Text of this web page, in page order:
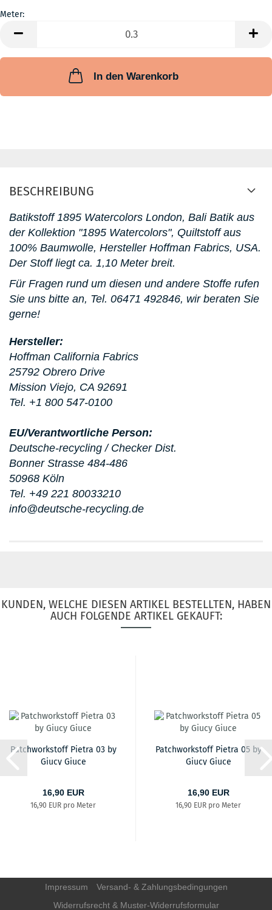
Meter:
In den Warenkorb
BESCHREIBUNG
Batikstoff 1895 Watercolors London, Bali Batik aus
der Kollektion "1895 Watercolors", Quiltstoff aus
100% Baumwolle, Hersteller Hoffman Fabrics, USA.
Der Stoff liegt ca. 1,10 Meter breit.
Für Fragen rund um diesen und andere Stoffe rufen
Sie uns bitte an, Tel. 06471 492846, wir beraten Sie
gerne!
Hersteller:
Hoffman California Fabrics
25792 Obrero Drive
Mission Viejo, CA 92691
Tel. +1 800 547-0100
EU/Verantwortliche Person:
Deutsche-recycling / Checker Dist.
Bonner Strasse 484-486
50968 Köln
Tel. +49 221 80033210
info@deutsche-recycling.de
KUNDEN, WELCHE DIESEN ARTIKEL BESTELLTEN, HABEN
AUCH FOLGENDE ARTIKEL GEKAUFT:
Patchworkstoff Pietra 03 by
Giucy Giuce
16,90 EUR
16,90 EUR pro Meter
Patchworkstoff Pietra 05 by
Giucy Giuce
16,90 EUR
16,90 EUR pro Meter
Impressum
Versand- & Zahlungsbedingungen
Widerrufsrecht & Muster-Widerrufsformular